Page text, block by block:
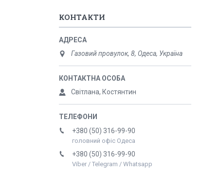
КОНТАКТИ
Газовий провулок, 8, Одеса, Україна
Світлана, Костянтин
+380 (50) 316-99-90
головний офіс Одеса
+380 (50) 316-99-90
Viber / Telegram / Whatsapp